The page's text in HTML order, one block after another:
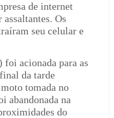
de internet
Os
seu celular e
acionada para as
da tarde
tomada no
abandonada na
do